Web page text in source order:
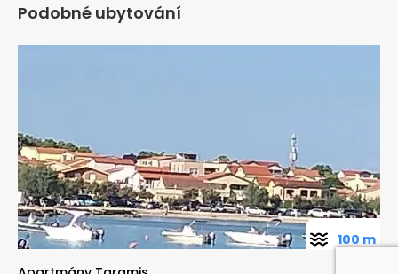
Podobné ubytování
100 m